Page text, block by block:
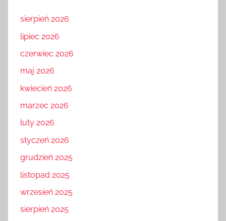
sierpień 2026
lipiec 2026
czerwiec 2026
maj 2026
kwiecień 2026
marzec 2026
luty 2026
styczeń 2026
grudzień 2025
listopad 2025
wrzesień 2025
sierpień 2025